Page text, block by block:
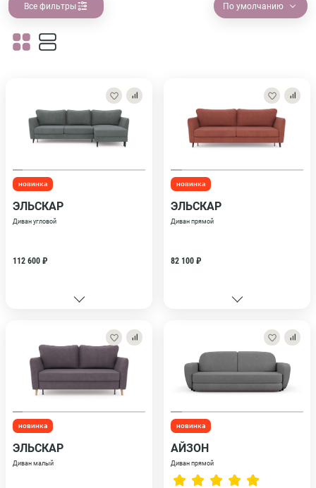
Все фильтры По умолчанию
новинка
ЭЛЬСКАР
Диван угловой
112 600 ₽
новинка
ЭЛЬСКАР
Диван прямой
82 100 ₽
новинка
ЭЛЬСКАР
Диван малый
новинка
АЙЗОН
Диван прямой